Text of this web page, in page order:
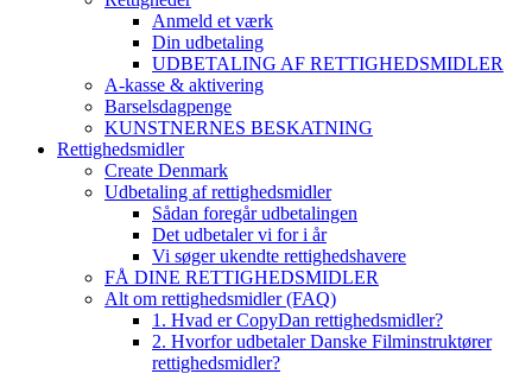
Anmeld et værk
Din udbetaling
UDBETALING AF RETTIGHEDSMIDLER
A-kasse & aktivering
Barselsdagpenge
KUNSTNERNES BESKATNING
Rettighedsmidler
Create Denmark
Udbetaling af rettighedsmidler
Sådan foregår udbetalingen
Det udbetaler vi for i år
Vi søger ukendte rettighedshavere
FÅ DINE RETTIGHEDSMIDLER
Alt om rettighedsmidler (FAQ)
1. Hvad er CopyDan rettighedsmidler?
2. Hvorfor udbetaler Danske Filminstruktører
rettighedsmidler?